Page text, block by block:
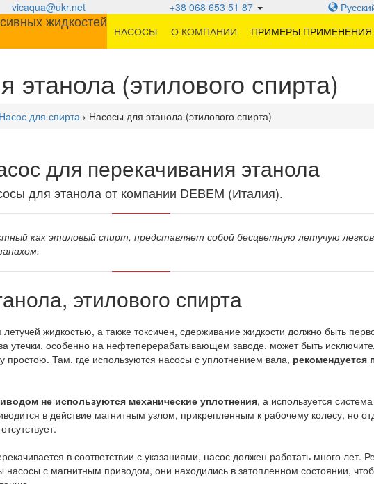
vicaqua@ukr.net +38 068 653 51 87
НАСОСЫ
О КОМПАНИИ ПРИМЕРЫ ПРИМЕНЕНИЯ
этанола (этилового спирта)
Насос для спирта› Насосы для этанола (этилового спирта)
для перекачивания этанола
для этанола от компании DEBEM (Италия).
как этиловый спирт, представляет собой бесцветную летучую
этилового спирта
летучей жидкостью, а также токсичен, сдерживание жидкости должно быть
утечки, особенно на нефтеперерабатывающем заводе, может быть
простою. Там, где используются насосы с уплотнением вала, рекомендуется
не используются механические уплотнения, а используется
в действие магнитным узлом, прикрепленным к рабочему колесу, но
в соответствии с указаниями, насос должен работать много лет.
насосы с магнитным приводом, они находились в затопленном состоянии,